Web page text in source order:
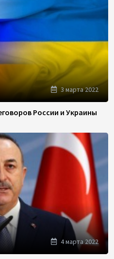
3 марта 2022
России и Украины
4 марта 2022